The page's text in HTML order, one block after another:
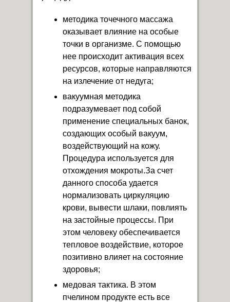
методика точечного массажа
оказывает влияние на особые
точки в организме. С помощью
нее происходит активация всех
ресурсов, которые направляются
на излечение от недуга;
вакуумная методика
подразумевает под собой
применение специальных банок,
создающих особый вакуум,
воздействующий на кожу.
Процедура используется для
отхождения мокроты.За счет
данного способа удается
нормализовать циркуляцию
крови, вывести шлаки, повлиять
на застойные процессы. При
этом человеку обеспечивается
тепловое воздействие, которое
позитивно влияет на состояние
здоровья;
медовая тактика. В этом
пчелином продукте есть все